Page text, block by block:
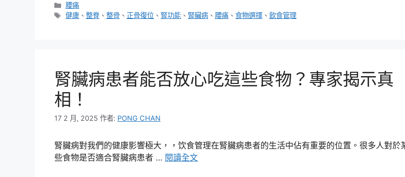
分
類
腰痛
標
健康 、整脊 、整骨 、 正骨復位 、 腎功能 、 腎臟病 、 腰痛 、食物選擇 、飲食管理
腎臟病患者能否放心吃這些食物？專家揭示真
相！
17 2 月, 2025 作者: PONG CHAN
腎臟病對我們的健康影響極大，，饮食管理在腎臟病患者的生活中佔有重要的位置。很多人對於
些食物是否適合腎臟病患者 … 閱讀全文